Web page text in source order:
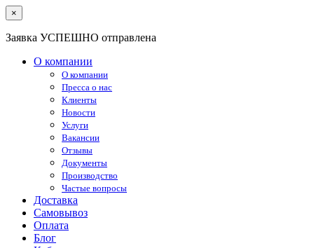
×
Заявка УСПЕШНО отправлена
О компании
О компании
Пресса о нас
Клиенты
Новости
Услуги
Вакансии
Отзывы
Документы
Производство
Частые вопросы
Доставка
Самовывоз
Оплата
Блог